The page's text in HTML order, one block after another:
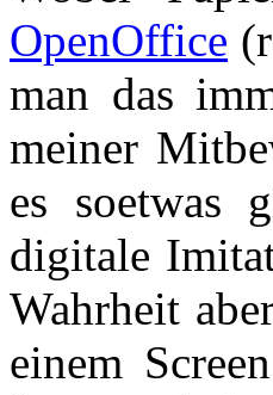
OpenOffice
man das
meiner
es soetwas
digitale
Wahrheit
einem